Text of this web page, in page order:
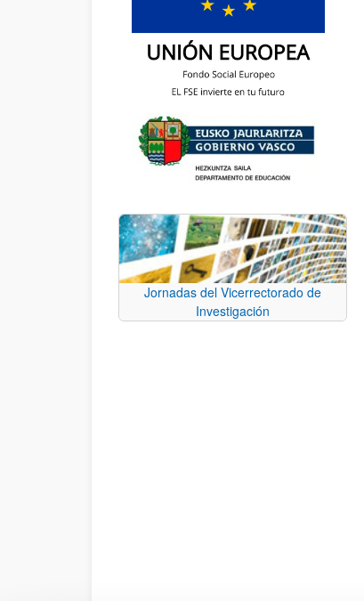
Jornadas del Vicerrectorado de
Investigación